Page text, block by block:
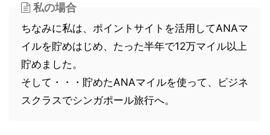
私の場合
ちなみに私は、ポイントサイトを活用してANAマ
イルを貯めはじめ、たった半年で12万マイル以上
貯めました。
そして・・・貯めたANAマイルを使って、ビジネ
スクラスでシンガポール旅行へ。